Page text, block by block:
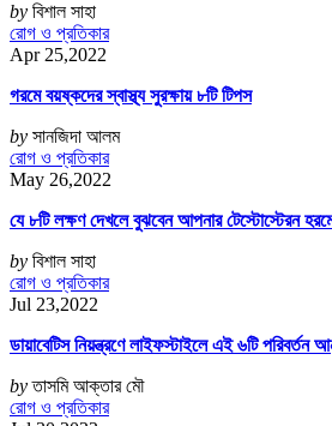
by বিশাল সাহা
রোগ ও প্রতিকার
Apr 25,2022
গরমে বয়ষ্কদের স্বাস্থ্য সুরক্ষায় ৮টি টিপস
by সানজিদা আলম
রোগ ও প্রতিকার
May 26,2022
যে ৮টি লক্ষণ দেখলে বুঝবেন আপনার টেস্টোস্টেরন
by বিশাল সাহা
রোগ ও প্রতিকার
Jul 23,2022
ডায়াবেটিস নিয়ন্ত্রণে লাইফস্টাইলে এই ৬টি পরিবর্তন
byতাসমি আক্তার মৌ
রোগ ও প্রতিকার